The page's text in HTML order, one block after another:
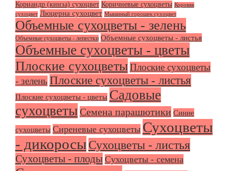
Кориандр (кинза) сухоцвет Коричневые сухоцветы Коровяк
сухоцвет Люцерна сухоцвет Мышиный горошек сухоцвет
Объемные сухоцветы - зелень
Объемные сухоцветы - лепестки Объемные сухоцветы - листья
Объемные сухоцветы - цветы
Плоские сухоцветы Плоские сухоцветы
- зелень Плоские сухоцветы - листья
Плоские сухоцветы - цветы Садовые
сухоцветы Семена парашютики Синие
сухоцветы Сиреневые сухоцветы Сухоцветы
- дикоросы Сухоцветы - листья
Сухоцветы - плоды Сухоцветы - семена